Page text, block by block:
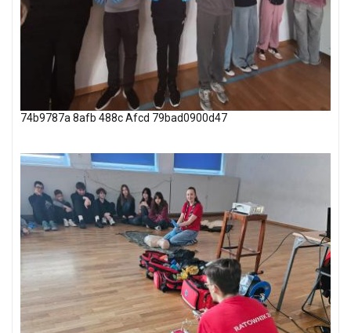
74b9787a 8afb 488c Afcd 79bad0900d47